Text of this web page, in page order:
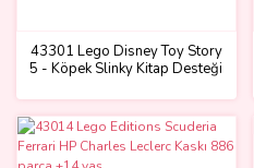
43301 Lego Disney Toy Story
5 - Köpek Slinky Kitap Desteği